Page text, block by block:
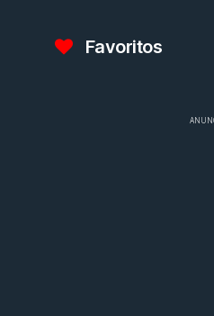
Favoritos